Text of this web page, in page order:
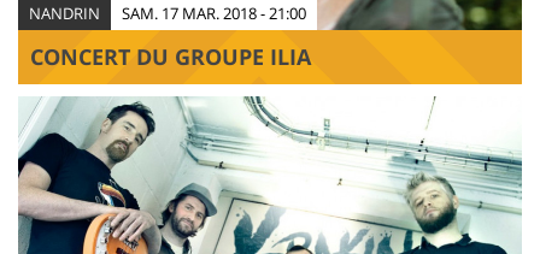
NANDRIN SAM. 17 MAR. 2018 - 21:00
CONCERT DU GROUPE ILIA